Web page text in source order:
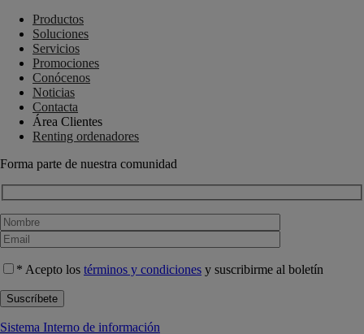
Productos
Soluciones
Servicios
Promociones
Conócenos
Noticias
Contacta
Área Clientes
Renting ordenadores
Forma parte de nuestra comunidad
* Acepto los términos y condiciones y suscribirme al boletín
Sistema Interno de información